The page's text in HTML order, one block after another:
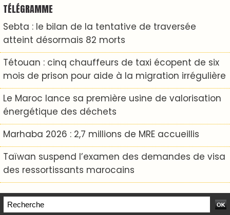
TÉLÉGRAMME
Sebta : le bilan de la tentative de traversée
atteint désormais 82 morts
Tétouan : cinq chauffeurs de taxi écopent de six
mois de prison pour aide à la migration irrégulière
Le Maroc lance sa première usine de valorisation
énergétique des déchets
Marhaba 2026 : 2,7 millions de MRE accueillis
Taïwan suspend l’examen des demandes de visa
des ressortissants marocains